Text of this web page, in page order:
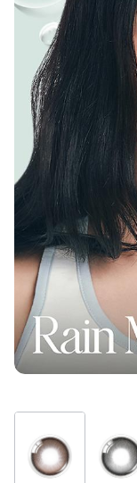
1 Day
1 Month
よりどりキット
カラー
ブラウン
グレー
ヘーゼル
ブルー
透明
ハロウィンカラコン
ケア用品
EYEしてる